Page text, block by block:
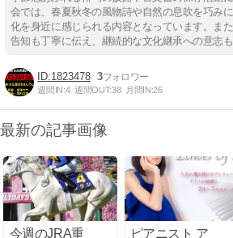
会では、春夏秋冬の風物詩や自然の息吹を巧み
化を身近に感じられる内容となっています。ま
告知も丁寧に伝え、継続的な文化継承への意志も
1823478 3
週間IN:4 週間OUT:38 月間IN:26
最新の記事画像
今週のJRA重 ピアニスト ア